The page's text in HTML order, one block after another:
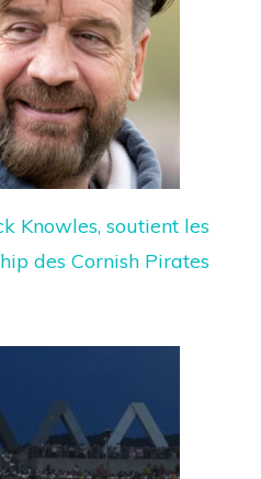
Knowles, soutient les
des Cornish Pirates